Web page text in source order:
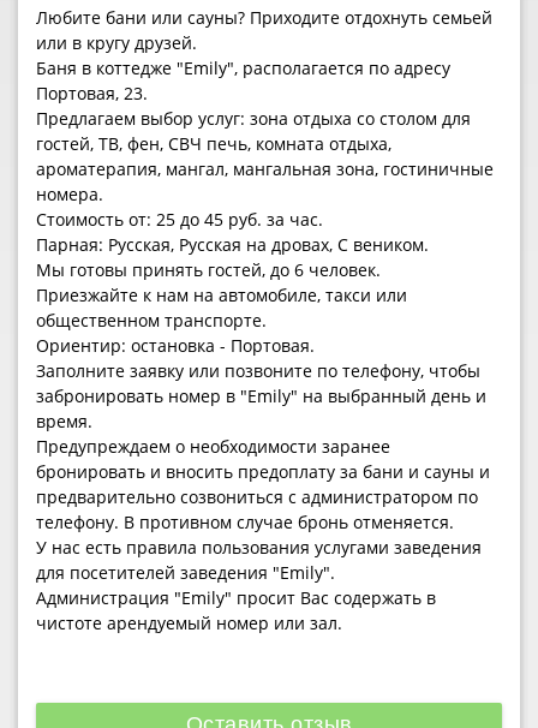
Любите бани или сауны? Приходите отдохнуть семьей
или в кругу друзей.
Баня в коттедже "Emily", располагается по адресу
Портовая, 23.
Предлагаем выбор услуг: зона отдыха со столом для
гостей, ТВ, фен, СВЧ печь, комната отдыха,
ароматерапия, мангал, мангальная зона, гостиничные
номера.
Стоимость от: 25 до 45 руб. за час.
Парная: Русская, Русская на дровах, С веником.
Мы готовы принять гостей, до 6 человек.
Приезжайте к нам на автомобиле, такси или
общественном транспорте.
Ориентир: остановка - Портовая.
Заполните заявку или позвоните по телефону, чтобы
забронировать номер в "Emily" на выбранный день и
время.
Предупреждаем о необходимости заранее
бронировать и вносить предоплату за бани и сауны и
предварительно созвониться с администратором по
телефону. В противном случае бронь отменяется.
У нас есть правила пользования услугами заведения
для посетителей заведения "Emily".
Администрация "Emily" просит Вас содержать в
чистоте арендуемый номер или зал.